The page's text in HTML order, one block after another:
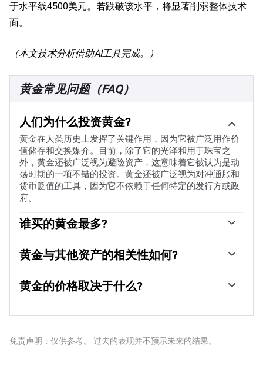
于水平线4500美元。若跌破该水平，将显著削弱整体技术
面。
（本文技术分析借助AI工具完成。）
黄金常见问题（FAQ）
人们为什么投资黄金?
黄金在人类历史上发挥了关键作用，因为它被广泛用作价
值储存和交换媒介。目前，除了它的光泽和用于珠宝之
外，黄金还被广泛视为避险资产，这意味着它被认为是动
荡时期的一项不错的投资。黄金还被广泛视为对冲通胀和
货币贬值的工具，因为它不依赖于任何特定的发行方或政
府。
谁买的黄金最多?
货币，各国央行倾向于使储备多样化，并购买黄金，以提
高人们对经济和货币实力的看法。高黄金储备可以成为一
各国央行在2022年增加了1136吨黄金储备，价值约700亿
黄金与其他资产的相关性如何?
产和避险资产。当美元贬值时，黄金往往会上涨，使投资
者和央行能够在动荡时期实现资产多元化。黄金与风险资
的市场的抛售往往有利于黄金。
黄金的价格取决于什么?
或对深度衰退的担忧可能会迅速推高黄金价格，因其避险
上涨，而较高的资金成本通常会拖累黄金。尽管如此，由
免责声明：仅供参考。 过去的表现并不预示未来的结果。